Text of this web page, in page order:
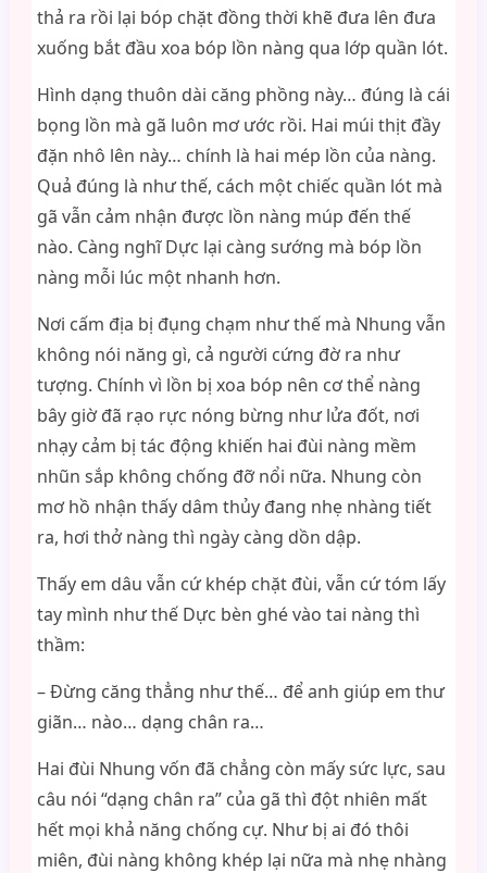
thả ra rồi lại bóp chặt đồng thời khẽ đưa lên đưa
xuống bắt đầu xoa bóp lồn nàng qua lớp quần lót.
Hình dạng thuôn dài căng phồng này… đúng là cái
bọng lồn mà gã luôn mơ ước rồi. Hai múi thịt đầy
đặn nhô lên này… chính là hai mép lồn của nàng.
Quả đúng là như thế, cách một chiếc quần lót mà
gã vẫn cảm nhận được lồn nàng múp đến thế
nào. Càng nghĩ Dực lại càng sướng mà bóp lồn
nàng mỗi lúc một nhanh hơn.
Nơi cấm địa bị đụng chạm như thế mà Nhung vẫn
không nói năng gì, cả người cứng đờ ra như
tượng. Chính vì lồn bị xoa bóp nên cơ thể nàng
bây giờ đã rạo rực nóng bừng như lửa đốt, nơi
nhạy cảm bị tác động khiến hai đùi nàng mềm
nhũn sắp không chống đỡ nổi nữa. Nhung còn
mơ hồ nhận thấy dâm thủy đang nhẹ nhàng tiết
ra, hơi thở nàng thì ngày càng dồn dập.
Thấy em dâu vẫn cứ khép chặt đùi, vẫn cứ tóm lấy
tay mình như thế Dực bèn ghé vào tai nàng thì
thầm:
– Đừng căng thẳng như thế… để anh giúp em thư
giãn… nào… dạng chân ra…
Hai đùi Nhung vốn đã chẳng còn mấy sức lực, sau
câu nói “dạng chân ra” của gã thì đột nhiên mất
hết mọi khả năng chống cự. Như bị ai đó thôi
miên, đùi nàng không khép lại nữa mà nhẹ nhàng